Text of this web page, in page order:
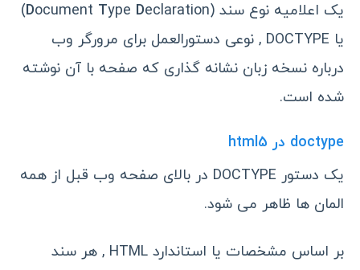
یک اعلامیه نوع سند ( Document Type D
eclaration)
یا DOCTYPE , نوعی دستورالعمل برای مرورگر وب
درباره نسخه زبان نشانه گذاری که صفحه با آن نوشته
شده است.
doctype در html5
یک دستور DOCTYPE در بالای صفحه وب قبل از همه
المان ها ظاهر می شود.
بر اساس مشخصات یا استاندارد HTML , هر سند